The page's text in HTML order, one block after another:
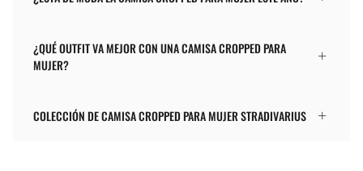
¿QUÉ OUTFIT VA MEJOR CON UNA CAMISA CROPPED PARA
MUJER?
COLECCIÓN DE CAMISA CROPPED PARA MUJER STRADIVARIUS